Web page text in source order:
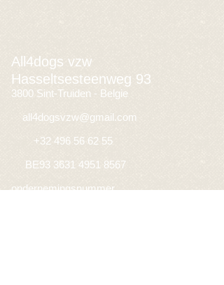
All4dogs vzw
Hasseltsesteenweg 93
3800 Sint-Truiden - Belgie
all4dogsvzw@gmail.com
+32 496 56 62 55
BE93 3631 4951 8567
ondernemingsnummer